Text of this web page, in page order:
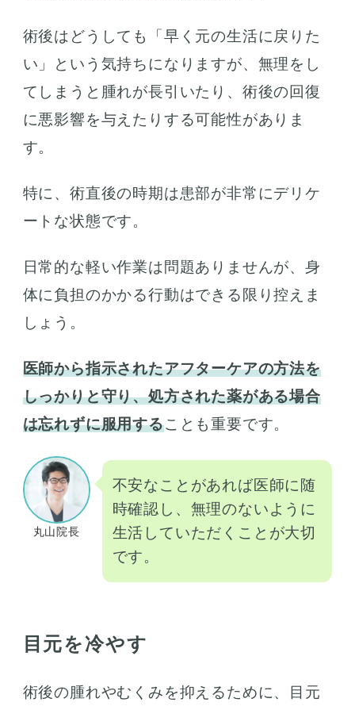
術後はどうしても「早く元の生活に戻りた
い」という気持ちになりますが、無理をし
てしまうと腫れが長引いたり、術後の回復
に悪影響を与えたりする可能性がありま
す。
特に、術直後の時期は患部が非常にデリケ
ートな状態です。
日常的な軽い作業は問題ありませんが、身
体に負担のかかる行動はできる限り控えま
しょう。
医師から指示されたアフターケアの方法を
しっかりと守り、処方された薬がある場合
は忘れずに服用することも重要です。
丸山院長
不安なことがあれば医師に随
時確認し、無理のないように
生活していただくことが大切
です。
目元を冷やす
術後の腫れやむくみを抑えるために、目元